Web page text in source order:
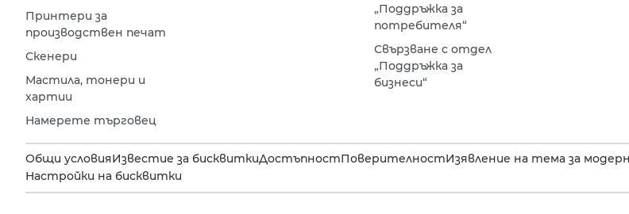
Принтери за
производствен печат
Скенери
Мастила, тонери и
хартии
Намерете търговец
„Поддръжка за
потребителя“
Свързване с отдел
„Поддръжка за
бизнеси“
Общи условияИзвестие за бисквиткиДостъпностПоверителностИзявление на тема за
Настройки на бисквитки